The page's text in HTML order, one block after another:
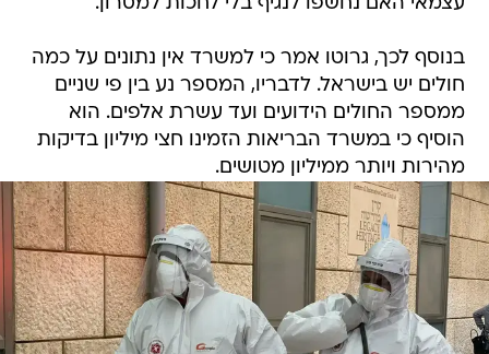
בנוסף לכך, גרוטו אמר כי למשרד אין נתונים על כמה
חולים יש בישראל. לדבריו, המספר נע בין פי שניים
ממספר החולים הידועים ועד עשרת אלפים. הוא
הוסיף כי במשרד הבריאות הזמינו חצי מיליון בדיקות
מהירות ויותר ממיליון מטושים.